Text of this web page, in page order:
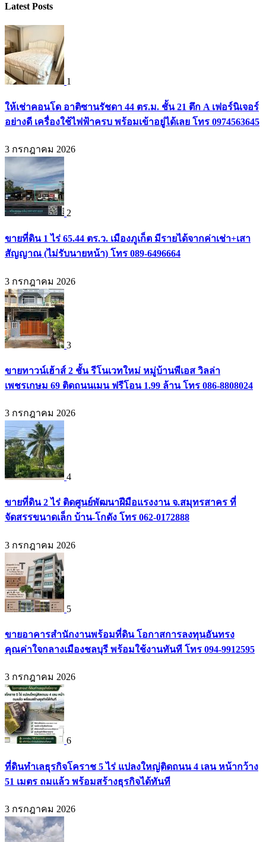
Latest Posts
1
ให้เช่าคอนโด อาติซานรัชดา 44 ตร.ม. ชั้น 21 ตึก A เฟอร์นิเจอร์
อย่างดี เครื่องใช้ไฟฟ้าครบ พร้อมเข้าอยู่ได้เลย โทร 0974563645
3 กรกฎาคม 2026
2
ขายที่ดิน 1 ไร่ 65.44 ตร.ว. เมืองภูเก็ต มีรายได้จากค่าเช่า+เสา
สัญญาณ (ไม่รับนายหน้า) โทร 089-6496664
3 กรกฎาคม 2026
3
ขายทาวน์เฮ้าส์ 2 ชั้น รีโนเวทใหม่ หมู่บ้านพีเอส วิลล่า
เพชรเกษม 69 ติดถนนเมน ฟรีโอน 1.99 ล้าน โทร 086-8808024
3 กรกฎาคม 2026
4
ขายที่ดิน 2 ไร่ ติดศูนย์พัฒนาฝีมือแรงงาน จ.สมุทรสาคร ที่
จัดสรรขนาดเล็ก บ้าน-โกดัง โทร 062-0172888
3 กรกฎาคม 2026
5
ขายอาคารสำนักงานพร้อมที่ดิน โอกาสการลงทุนอันทรง
คุณค่าใจกลางเมืองชลบุรี พร้อมใช้งานทันที โทร 094-9912595
3 กรกฎาคม 2026
6
ที่ดินทำเลธุรกิจโคราช 5 ไร่ แปลงใหญ่ติดถนน 4 เลน หน้ากว้าง
51 เมตร ถมแล้ว พร้อมสร้างธุรกิจได้ทันที
3 กรกฎาคม 2026